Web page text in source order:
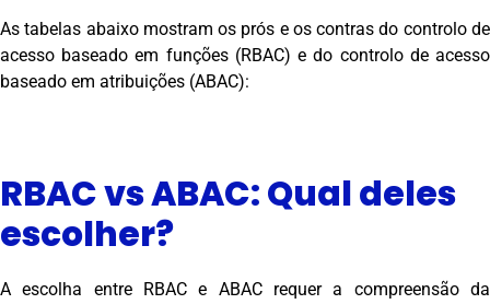
As tabelas abaixo mostram os prós e os contras do controlo de
acesso baseado em funções (RBAC) e do controlo de acesso
baseado em atribuições (ABAC):
RBAC vs ABAC: Qual deles
escolher?
A escolha entre RBAC e ABAC requer a compreensão da